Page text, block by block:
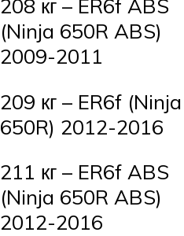
208 кг – ER6f ABS
(Ninja 650R ABS)
2009-2011
209 кг – ER6f (Ninja
650R) 2012-2016
211 кг – ER6f ABS
(Ninja 650R ABS)
2012-2016